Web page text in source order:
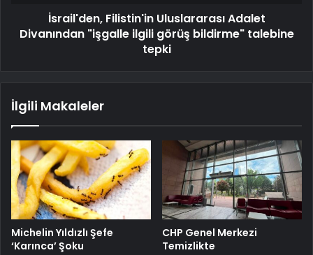
İsrail'den, Filistin'in Uluslararası Adalet
Divanından "işgalle ilgili görüş bildirme" talebine
tepki
İlgili Makaleler
Michelin Yıldızlı Şefe
‘Karınca’ Şoku
CHP Genel Merkezi
Temizlikte